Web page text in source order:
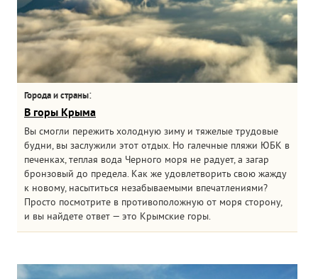
Города и страны:
В горы Крыма
Вы смогли пережить холодную зиму и тяжелые трудовые
будни, вы заслужили этот отдых. Но галечные пляжи ЮБК в
печенках, теплая вода Черного моря не радует, а загар
бронзовый до предела. Как же удовлетворить свою жажду
к новому, насытиться незабываемыми впечатлениями?
Просто посмотрите в противоположную от моря сторону,
и вы найдете ответ — это Крымские горы.